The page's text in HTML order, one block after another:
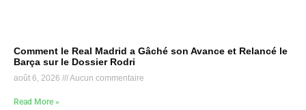
Comment le Real Madrid a Gâché son Avance et Relancé le
Barça sur le Dossier Rodri
août 6, 2026 Aucun commentaire
Read More »